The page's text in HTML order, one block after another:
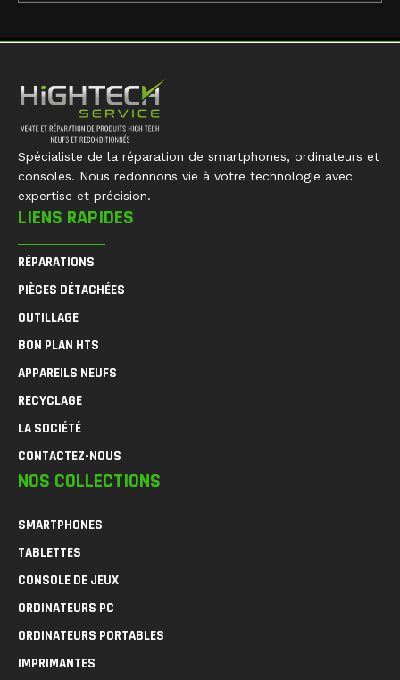
Spécialiste de la réparation de smartphones, ordinateurs et
consoles. Nous redonnons vie à votre technologie avec
expertise et précision.
LIENS RAPIDES
RÉPARATIONS
PIÈCES DÉTACHÉES
OUTILLAGE
BON PLAN HTS
APPAREILS NEUFS
RECYCLAGE
LA SOCIÉTÉ
CONTACTEZ-NOUS
NOS COLLECTIONS
SMARTPHONES
TABLETTES
CONSOLE DE JEUX
ORDINATEURS PC
ORDINATEURS PORTABLES
IMPRIMANTES